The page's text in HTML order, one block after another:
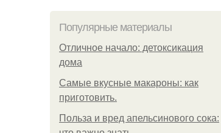
Популярные материалы
Отличное начало: детоксикация
дома
Самые вкусные макароны: как
приготовить.
Польза и вред апельсинового сока: